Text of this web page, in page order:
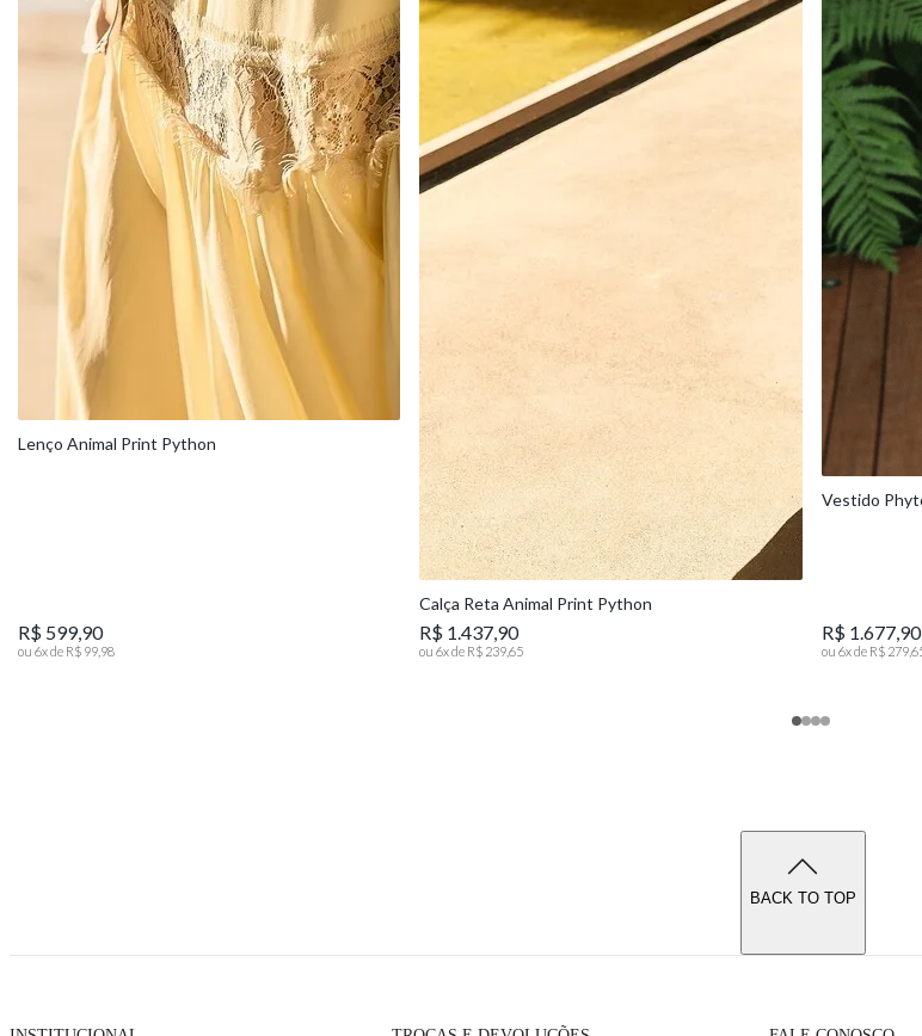
Lenço Animal Print Python
R$ 599,90
ou 6x de R$ 99,98
Calça Reta Animal Print Python
R$ 1.437,90
ou6x de R$ 239,65
Vestido
R$ 1.677,90
ou 6x de R$
BACK TO TOP